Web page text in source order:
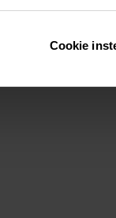
welke
Cookie